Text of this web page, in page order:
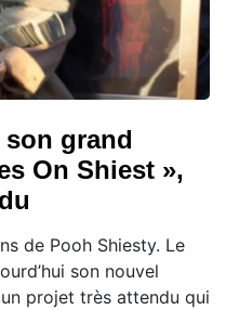
grand
On Shiest »,
de Pooh Shiesty. Le
son nouvel
projet très attendu qui